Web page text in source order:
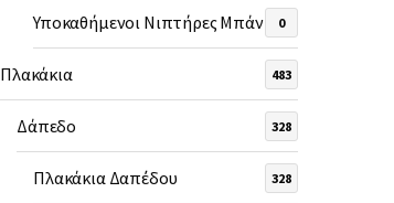
Υποκαθήμενοι Νιπτήρες Μπάνιου
0
Πλακάκια 483
Δάπεδο 328
Πλακάκια Δαπέδου 328